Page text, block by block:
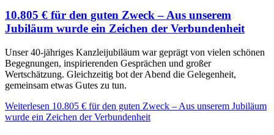
10.805 € für den guten Zweck – Aus unserem
Jubiläum wurde ein Zeichen der Verbundenheit
Unser 40-jähriges Kanzleijubiläum war geprägt von vielen schönen
Begegnungen, inspirierenden Gesprächen und großer
Wertschätzung. Gleichzeitig bot der Abend die Gelegenheit,
gemeinsam etwas Gutes zu tun.
Weiterlesen 10.805 € für den guten Zweck – Aus unserem Jubiläum
wurde ein Zeichen der Verbundenheit